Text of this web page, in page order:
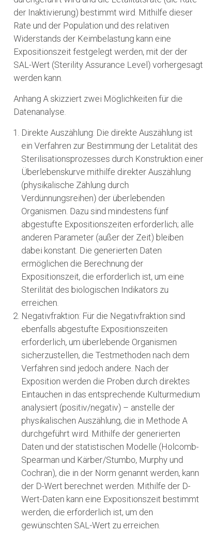
der Inaktivierung) bestimmt wird. Mithilfe dieser
Rate und der Population und des relativen
Widerstands der Keimbelastung kann eine
Expositionszeit festgelegt werden, mit der der
SAL-Wert (Sterility Assurance Level) vorhergesagt
werden kann.
Anhang A skizziert zwei Möglichkeiten für die
Datenanalyse.
Direkte Auszählung: Die direkte Auszählung ist
ein Verfahren zur Bestimmung der Letalität des
Sterilisationsprozesses durch Konstruktion einer
Überlebenskurve mithilfe direkter Auszählung
(physikalische Zählung durch
Verdünnungsreihen) der überlebenden
Organismen. Dazu sind mindestens fünf
abgestufte Expositionszeiten erforderlich; alle
anderen Parameter (außer der Zeit) bleiben
dabei konstant. Die generierten Daten
ermöglichen die Berechnung der
Expositionszeit, die erforderlich ist, um eine
Sterilität des biologischen Indikators zu
erreichen.
Negativfraktion: Für die Negativfraktion sind
ebenfalls abgestufte Expositionszeiten
erforderlich, um überlebende Organismen
sicherzustellen, die Testmethoden nach dem
Verfahren sind jedoch andere. Nach der
Exposition werden die Proben durch direktes
Eintauchen in das entsprechende Kulturmedium
analysiert (positiv/negativ) – anstelle der
physikalischen Auszählung, die in Methode A
durchgeführt wird. Mithilfe der generierten
Daten und der statistischen Modelle (Holcomb-
Spearman und Kärber/Stumbo, Murphy und
Cochran), die in der Norm genannt werden, kann
der D-Wert berechnet werden. Mithilfe der D-
Wert-Daten kann eine Expositionszeit bestimmt
werden, die erforderlich ist, um den
gewünschten SAL-Wert zu erreichen.